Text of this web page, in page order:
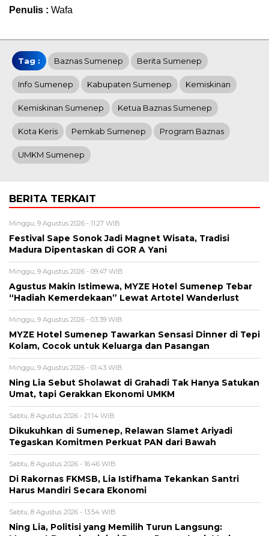
Penulis : Wafa
Tag : Baznas Sumenep Berita Sumenep
Info Sumenep Kabupaten Sumenep Kemiskinan
Kemiskinan Sumenep Ketua Baznas Sumenep
Kota Keris Pemkab Sumenep Program Baznas
UMKM Sumenep
BERITA TERKAIT
Minggu, 9 Agustus 2026 - 11:27 WIB
Festival Sape Sonok Jadi Magnet Wisata, Tradisi
Madura Dipentaskan di GOR A Yani
Minggu, 9 Agustus 2026 - 09:47 WIB
Agustus Makin Istimewa, MYZE Hotel Sumenep Tebar
“Hadiah Kemerdekaan” Lewat Artotel Wanderlust
Minggu, 9 Agustus 2026 - 03:39 WIB
MYZE Hotel Sumenep Tawarkan Sensasi Dinner di Tepi
Kolam, Cocok untuk Keluarga dan Pasangan
Minggu, 9 Agustus 2026 - 01:43 WIB
Ning Lia Sebut Sholawat di Grahadi Tak Hanya Satukan
Umat, tapi Gerakkan Ekonomi UMKM
Sabtu, 8 Agustus 2026 - 21:14 WIB
Dikukuhkan di Sumenep, Relawan Slamet Ariyadi
Tegaskan Komitmen Perkuat PAN dari Bawah
Sabtu, 8 Agustus 2026 - 16:46 WIB
Di Rakornas FKMSB, Lia Istifhama Tekankan Santri
Harus Mandiri Secara Ekonomi
Sabtu, 8 Agustus 2026 - 13:54 WIB
Ning Lia, Politisi yang Memilih Turun Langsung: